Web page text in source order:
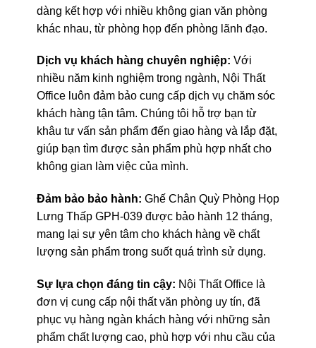
dàng kết hợp với nhiều không gian văn phòng
khác nhau, từ phòng họp đến phòng lãnh đạo.
Dịch vụ khách hàng chuyên nghiệp: Với
nhiều năm kinh nghiệm trong ngành, Nội Thất
Office luôn đảm bảo cung cấp dịch vụ chăm sóc
khách hàng tận tâm. Chúng tôi hỗ trợ bạn từ
khâu tư vấn sản phẩm đến giao hàng và lắp đặt,
giúp bạn tìm được sản phẩm phù hợp nhất cho
không gian làm việc của mình.
Đảm bảo bảo hành: Ghế Chân Quỳ Phòng Họp
Lưng Thấp GPH-039 được bảo hành 12 tháng,
mang lại sự yên tâm cho khách hàng về chất
lượng sản phẩm trong suốt quá trình sử dụng.
Sự lựa chọn đáng tin cậy: Nội Thất Office là
đơn vị cung cấp nội thất văn phòng uy tín, đã
phục vụ hàng ngàn khách hàng với những sản
phẩm chất lượng cao, phù hợp với nhu cầu của